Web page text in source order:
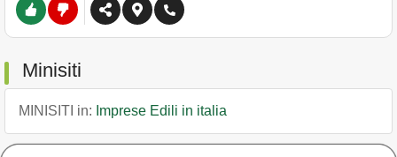
Minisiti
MINISITI in: Imprese Edili in italia